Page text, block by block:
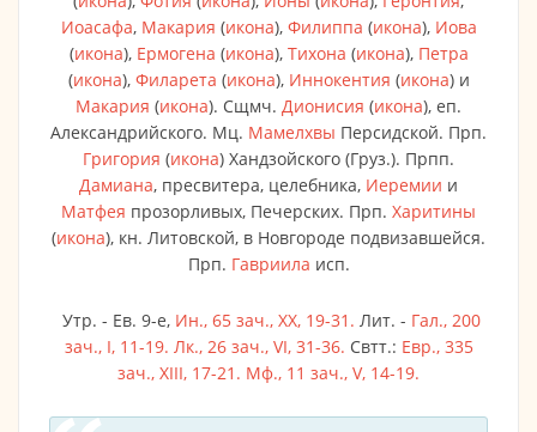
Иоасафа, Макария (икона), Филиппа (икона), Иова
(икона), Ермогена (икона), Тихона (икона), Петра
(икона), Филарета (икона), Иннокентия (икона) и
Макария (икона). Сщмч. Дионисия (икона), еп.
Александрийского. Мц. Мамелхвы Персидской. Прп.
Григория (икона) Хандзойского (Груз.). Прпп.
Дамиана, пресвитера, целебника, Иеремии и
Матфея прозорливых, Печерских. Прп. Харитины
(икона), кн. Литовской, в Новгороде подвизавшейся.
Прп. Гавриила исп.
Утр. - Ев. 9-е, Ин., 65 зач., XX, 19-31. Лит. - Гал., 200
зач., I, 11-19. Лк., 26 зач., VI, 31-36. Свтт.: Евр., 335
зач., XIII, 17-21. Мф., 11 зач., V, 14-19.